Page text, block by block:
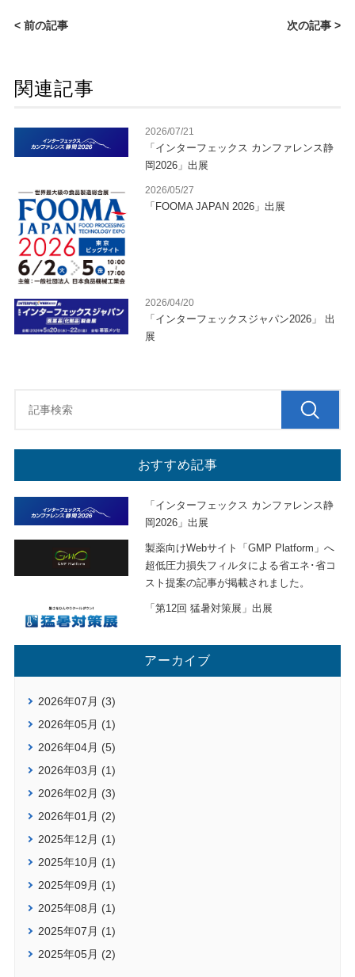
< 前の記事 次の記事 >
関連記事
2026/07/21
「インターフェックス カンファレンス静
岡2026」出展
2026/05/27
「FOOMA JAPAN 2026」出展
2026/04/20
「インターフェックスジャパン2026」 出
展
おすすめ記事
「インターフェックス カンファレンス静
岡2026」出展
製薬向けWebサイト「GMP Platform」へ
超低圧力損失フィルタによる省エネ･省コ
スト提案の記事が掲載されました。
「第12回 猛暑対策展」出展
アーカイブ
2026年07月 (3)
2026年05月 (1)
2026年04月 (5)
2026年03月 (1)
2026年02月 (3)
2026年01月 (2)
2025年12月 (1)
2025年10月 (1)
2025年09月 (1)
2025年08月 (1)
2025年07月 (1)
2025年05月 (2)